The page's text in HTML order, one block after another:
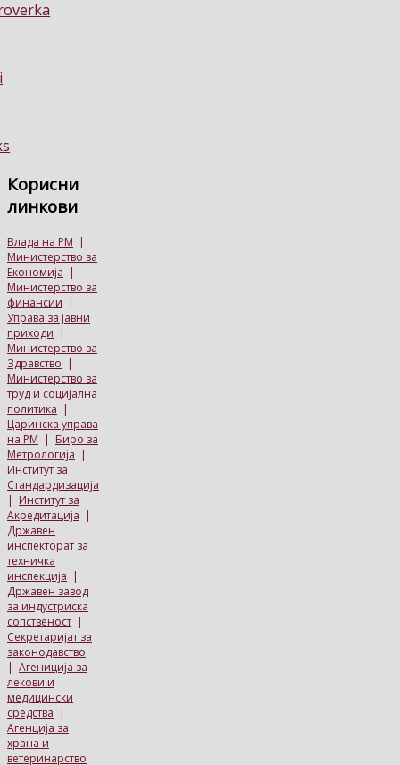
Корисни
линкови
Влада на РМ |
Министерство за
Економија |
Министерство за
финансии |
Управа за јавни
приходи |
Министерство за
Здравство |
Министерство за
труд и социјална
политика |
Царинска управа
на РМ | Биро за
Метрологија |
Институт за
Стандардизација
| Институт за
Акредитација |
Државен
инспекторат за
техничка
инспекција |
Државен завод
за индустриска
сопственост |
Секретаријат за
законодавство
| Агениција за
лекови и
медицински
средства |
Агенција за
храна и
ветеринарство